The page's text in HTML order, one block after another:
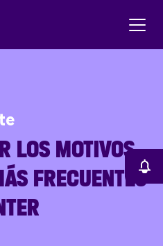
LOS MOTIVOS
FRECUENTES